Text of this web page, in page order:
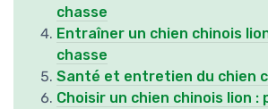
chasse
Entraîner un chien chinois
chasse
Santé et entretien du chien
Choisir un chien chinois lion :